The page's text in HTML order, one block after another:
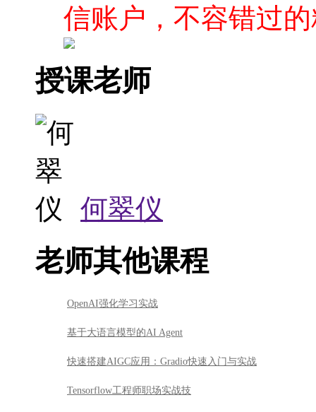
信账户，不容错过
授课老师
何翠仪
老师其他课程
OpenAI强化学习实战
基于大语言模型的AI Agent
快速搭建AIGC应用：Gradio快速入门与实战
Tensorflow工程师职场实战技